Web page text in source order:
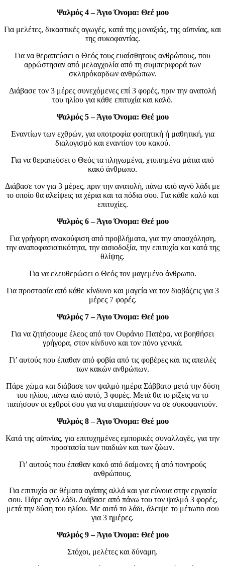
Ψαλμός 4 – Άγιο Όνομα: Θεέ μου
Για μελέτες, δικαστικές αγωγές, κατά της μοναξιάς, της αϋπνίας, και
της συκοφαντίας.
Για να θεραπεύσει ο Θεός τους ευαίσθητους ανθρώπους, που
αρρώστησαν από μελαγχολία από τη συμπεριφορά των
σκληρόκαρδων ανθρώπων.
Διάβασε τον 3 μέρες συνεχόμενες επί 3 φορές, πριν την ανατολή
του ηλίου για κάθε επιτυχία και καλό.
Ψαλμός 5 – Άγιο Όνομα: Θεέ μου
Εναντίων των εχθρών, για υποτροφία φοιτητική ή μαθητική, για
διαλογισμό και εναντίον του κακού.
Για να θεραπεύσει ο Θεός τα πληγωμένα, χτυπημένα μάτια από
κακό άνθρωπο.
Διάβασε τον για 3 μέρες, πριν την ανατολή, πάνω από αγνό λάδι με
το οποίο θα αλείψεις τα χέρια και τα πόδια σου. Για κάθε καλό και
επιτυχίες.
Ψαλμός 6 – Άγιο Όνομα: Θεέ μου
Για γρήγορη ανακούφιση από προβλήματα, για την απασχόληση,
την αναποφασιστικότητα, την αισιοδοξία, την επιτυχία και κατά της
θλίψης.
Για να ελευθερώσει ο Θεός τον μαγεμένο άνθρωπο.
Για προστασία από κάθε κίνδυνο και μαγεία να τον διαβάζεις για 3
μέρες 7 φορές.
Ψαλμός 7 – Άγιο Όνομα: Θεέ μου
Για να ζητήσουμε έλεος από τον Ουράνιο Πατέρα, να βοηθήσει
γρήγορα, στον κίνδυνο και τον πόνο γενικά.
Γι’ αυτούς που έπαθαν από φοβία από τις φοβέρες και τις απειλές
των κακών ανθρώπων.
Πάρε χώμα και διάβασε τον ψαλμό ημέρα Σάββατο μετά την δύση
του ηλίου, πάνω από αυτό, 3 φορές. Μετά θα το ρίξεις να το
πατήσουν οι εχθροί σου για να σταματήσουν να σε συκοφαντούν.
Ψαλμός 8 – Άγιο Όνομα: Θεέ μου
Κατά της αϋπνίας, για επιτυχημένες εμπορικές συναλλαγές, για την
προστασία των παιδιών και των ζώων.
Γι’ αυτούς που έπαθαν κακό από δαίμονες ή από πονηρούς
ανθρώπους.
Για επιτυχία σε θέματα αγάπης αλλά και για εύνοια στην εργασία
σου. Πάρε αγνό λάδι. Διάβασε από πάνω του τον ψαλμό 3 φορές,
μετά την δύση του ηλίου. Με αυτό το λάδι, άλειψε το μέτωπο σου
για 3 ημέρες.
Ψαλμός 9 – Άγιο Όνομα: Θεέ μου
Στόχοι, μελέτες και δύναμη.